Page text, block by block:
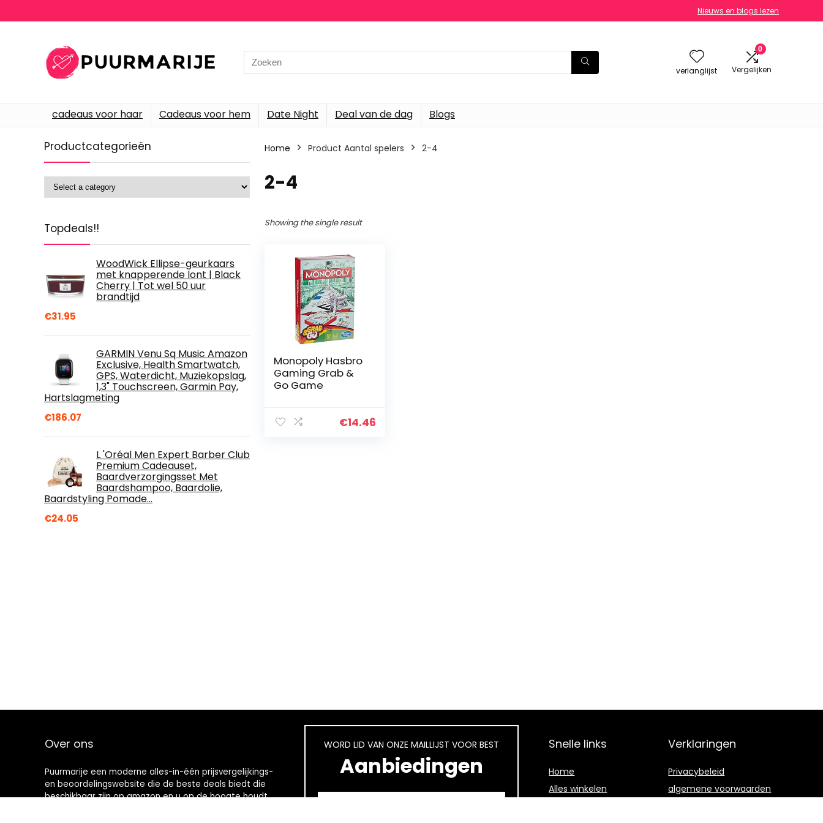
Nieuws en blogs lezen
Search
for:
verlanglijst
0
Vergelijken
cadeaus voor haar Cadeaus voor hem Date Night Deal van de dag Blogs
Productcategorieën
Topdeals!!
WoodWick Ellipse-geurkaars
met knapperende lont | Black
Cherry | Tot wel 50 uur
brandtijd
€31.95
GARMIN Venu Sq Music Amazon
Exclusive, Health Smartwatch,
GPS, Waterdicht, Muziekopslag,
1,3" Touchscreen, Garmin Pay,
Hartslagmeting
€186.07
L 'Oréal Men Expert Barber Club
Premium Cadeauset,
Baardverzorgingsset Met
Baardshampoo, Baardolie,
Baardstyling Pomade…
€24.05
Home Product Aantal spelers ‎2-4
‎2-4
Showing the single result
Monopoly Hasbro
Gaming Grab &
Go Game
€14.46
Over ons
Puurmarije een moderne alles-in-één prijsvergelijkings-
en beoordelingswebsite die de beste deals biedt die
beschikbaar zijn op amazon en u op de hoogte houdt
WORD LID VAN ONZE MAILLIJST VOOR BEST
Aanbiedingen
Snelle links
Home
Alles winkelen
Verklaringen
Privacybeleid
algemene voorwaarden